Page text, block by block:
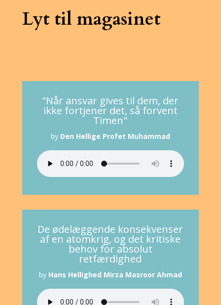
Lyt til magasinet
"Når ansvar gives til dem, der
ikke fortjener det, så forvent
Timen"
by Den Hellige Profet Muhammad
De ødelæggende konsekvenser
af en atomkrig, og det kritiske
behov for absolut
retfærdighed
by Hans Hellighed Mirza Masroor Ahmad